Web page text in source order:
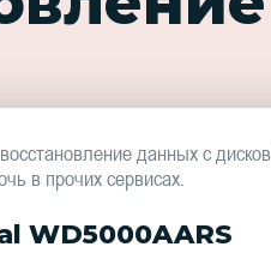
данных с
в прочих сервисах.
WD5000AARS